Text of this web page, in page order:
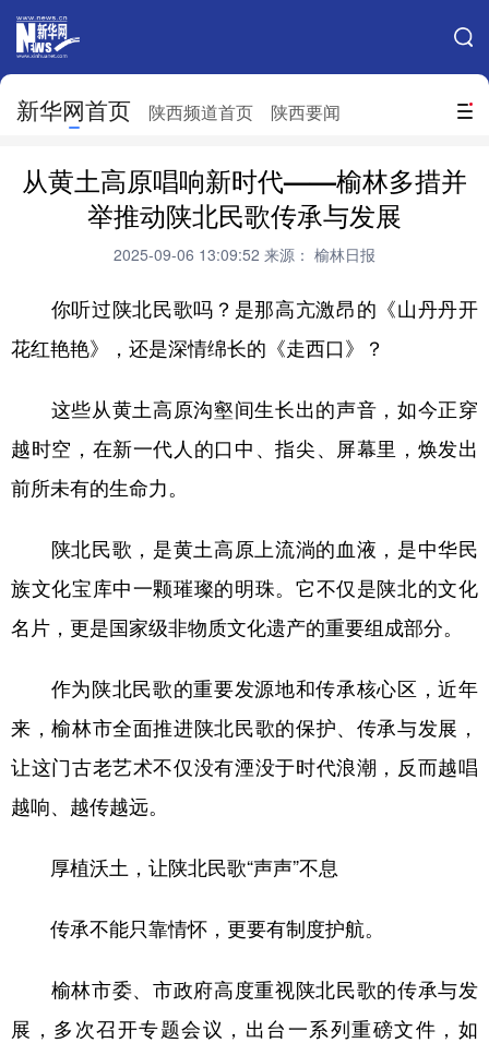
搜索
新华网首页 陕西频道首页 陕西要闻
网站地图
北京 天津 河北 山西
吉林 上海
山东 河南 湖北
陕西
从黄土高原唱响新时代——榆林多措并
举推动陕北民歌传承与发展
2025-09-06 13:09:52 来源： 榆林日报
你听过陕北民歌吗？是那高亢激昂的《山丹丹开
花红艳艳》，还是深情绵长的《走西口》？
这些从黄土高原沟壑间生长出的声音，如今正穿
越时空，在新一代人的口中、指尖、屏幕里，焕发出
前所未有的生命力。
陕北民歌，是黄土高原上流淌的血液，是中华民
族文化宝库中一颗璀璨的明珠。它不仅是陕北的文化
名片，更是国家级非物质文化遗产的重要组成部分。
作为陕北民歌的重要发源地和传承核心区，近年
来，榆林市全面推进陕北民歌的保护、传承与发展，
让这门古老艺术不仅没有湮没于时代浪潮，反而越唱
越响、越传越远。
厚植沃土，让陕北民歌“声声”不息
传承不能只靠情怀，更要有制度护航。
榆林市委、市政府高度重视陕北民歌的传承与发
展，多次召开专题会议，出台一系列重磅文件，如